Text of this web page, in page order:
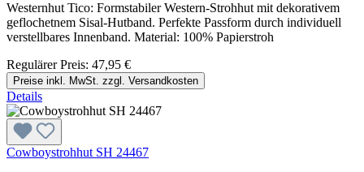
Westernhut Tico: Formstabiler Western-Strohhut mit dekorativem
geflochetnem Sisal-Hutband. Perfekte Passform durch individuell
verstellbares Innenband. Material: 100% Papierstroh
Regulärer Preis: 47,95 €
Preise inkl. MwSt. zzgl. Versandkosten
Details
Cowboystrohhut SH 24467